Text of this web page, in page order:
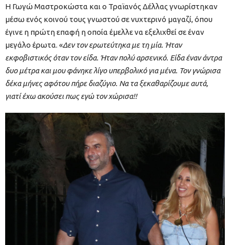
Η Γωγώ Μαστροκώστα και ο Τραϊανός Δέλλας γνωρίστηκαν
μέσω ενός κοινού τους γνωστού σε νυχτερινό μαγαζί, όπου
έγινε η πρώτη επαφή η οποία έμελλε να εξελιχθεί σε έναν
μεγάλο έρωτα. «Δεν τον ερωτεύτηκα με τη μία. Ήταν
εκφοβιστικός όταν τον είδα. Ήταν πολύ αρσενικό. Είδα έναν άντρα
δυο μέτρα και μου φάνηκε λίγο υπερβολικό για μένα. Τον γνώρισα
δέκα μήνες αφότου πήρε διαζύγιο. Να τα ξεκαθαρίζουμε αυτά,
γιατί έχω ακούσει πως εγώ τον χώρισα!!